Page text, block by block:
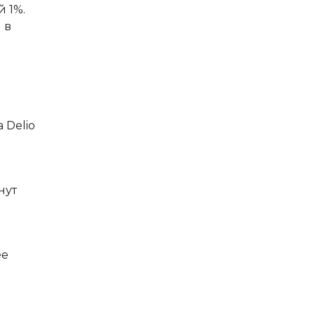
1%.
в
Delio